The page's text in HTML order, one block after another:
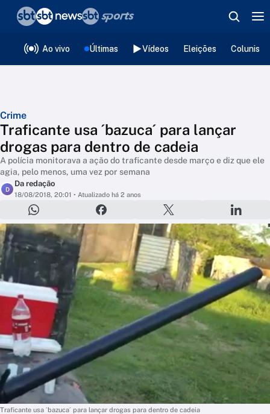
Ao vivo Últimas Vídeos Eleições
Crime
Traficante usa ´bazuca´ para lançar
drogas para dentro de cadeia
A polícia monitorava a ação do traficante desde março e diz que ele
agia, pelo menos, uma vez por semana
D
Da redação
18/08/2018, 20:01 • Atualizado há 2 anos
Traficante usa ´bazuca´ para lançar drogas para dentro de cadeia
❮voltar
Editorias